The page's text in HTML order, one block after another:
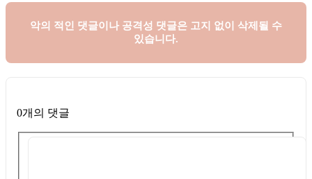
악의 적인 댓글이나 공격성 댓글은 고지 없이 삭제될 수
있습니다.
0개의 댓글